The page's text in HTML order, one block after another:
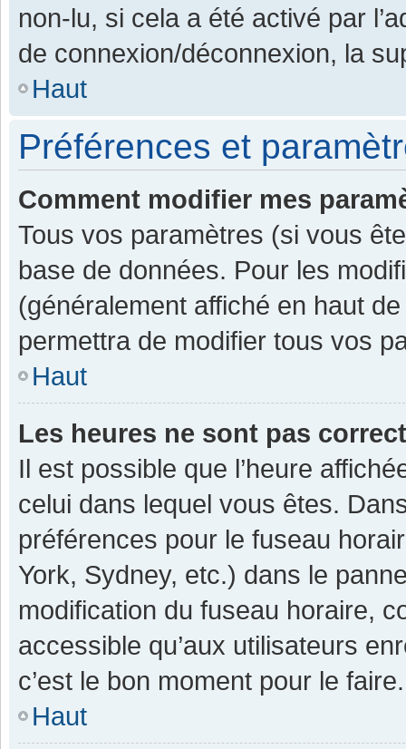
non-lu, si cela a été activé par
de connexion/déconnexion, la
Haut
Préférences et
Comment modifier mes
Tous vos paramètres (si vous
base de données. Pour les
(généralement affiché en haut
permettra de modifier tous vos
Haut
Les heures ne sont pas
Il est possible que l’heure
celui dans lequel vous êtes.
préférences pour le fuseau
York, Sydney, etc.) dans le
modification du fuseau horaire,
accessible qu’aux utilisateurs
c’est le bon moment pour le faire.
Haut